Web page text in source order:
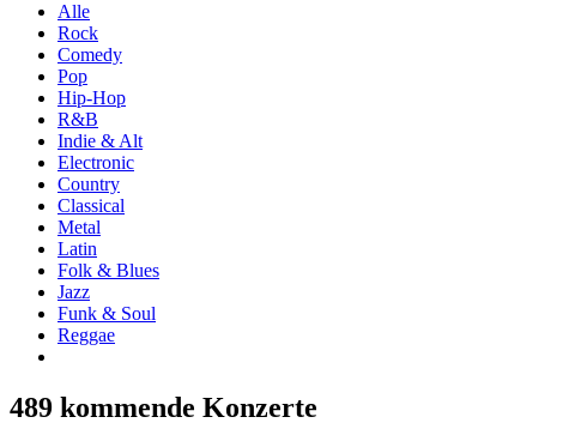
Alle
Rock
Comedy
Pop
Hip-Hop
R&B
Indie & Alt
Electronic
Country
Classical
Metal
Latin
Folk & Blues
Jazz
Funk & Soul
Reggae
489 kommende Konzerte